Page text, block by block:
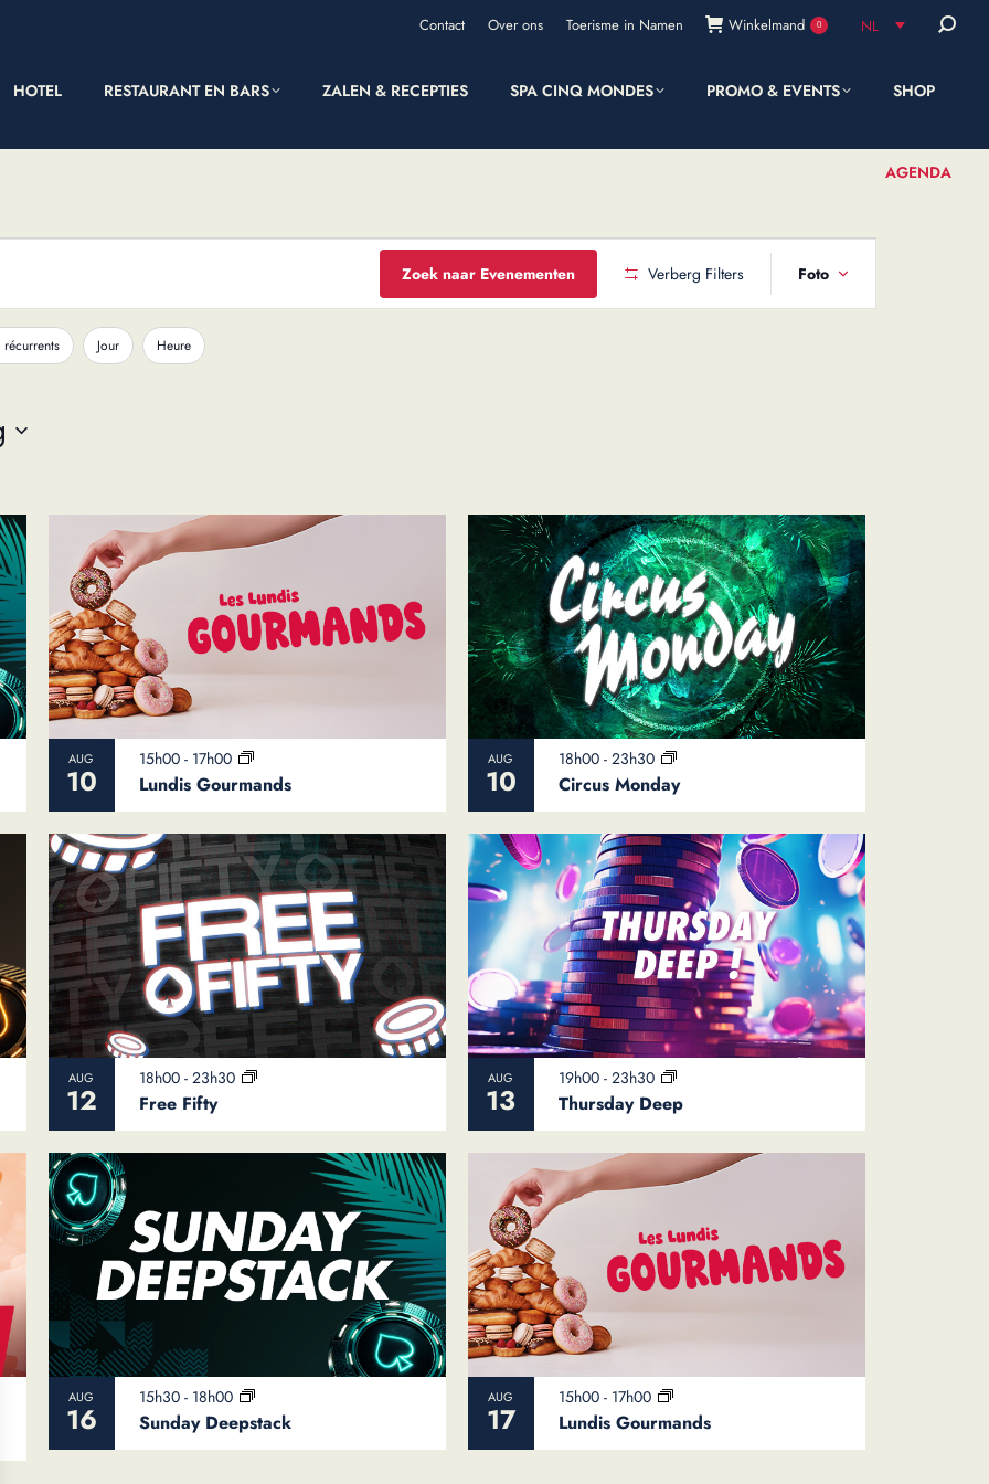
Contact Over ons Toerisme in Namen Winkelmand 0 NL Zoeken:
HOTEL RESTAURANT EN BARS ZALEN & RECEPTIES SPA CINQ MONDES PROMO & EVENTS SHOP
AGENDA
Zoek naar Evenementen Verberg Filters
weergaven
Foto
récurrents Jour Heure
AUG
10 Lundis Gourmands
15h00 - 17h00 AUG
10 Circus Monday
18h00 - 23h30
AUG
12 Free Fifty
18h00 - 23h30 AUG
13 Thursday Deep
19h00 - 23h30
AUG
16 Sunday Deepstack
15h30 - 18h00 AUG
17 Lundis Gourmands
15h00 - 17h00